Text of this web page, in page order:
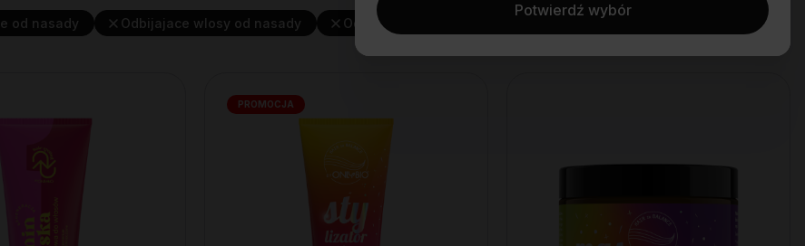
Potwierdź wybór
od nasady Odbijajace wlosy od nasady Odzywcze Wyczyść filtry
PROMOCJA